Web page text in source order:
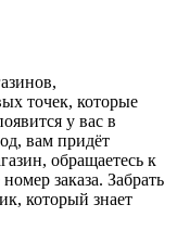
точек, которые
у вас в
вам придёт
обращаетесь к
заказа. Забрать
который знает